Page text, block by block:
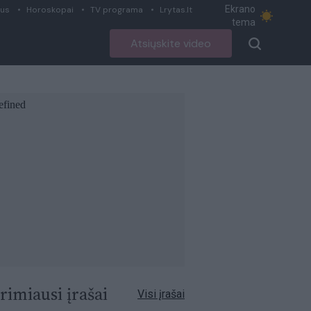
Horoskopai TV programa Lrytas.lt
Ekrano
tema
Atsiųskite video
įrašai Visi įrašai